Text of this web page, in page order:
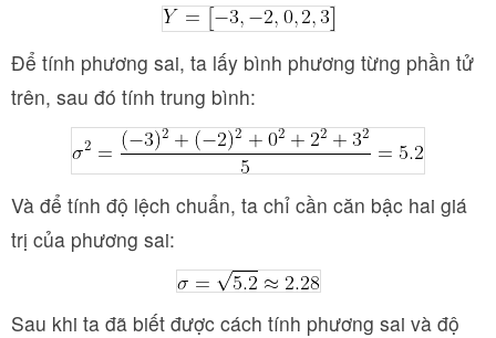
Để tính phương sai, ta lấy bình phương từng phần tử
trên, sau đó tính trung bình:
Và để tính độ lệch chuẩn, ta chỉ cần căn bậc hai giá
trị của phương sai:
Sau khi ta đã biết được cách tính phương sai và độ